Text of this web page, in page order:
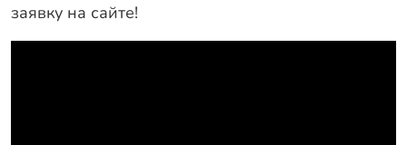
заявку на сайте!